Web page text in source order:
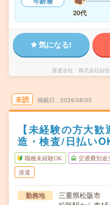
20代
気になる!
派遣会社 株式会社綜
未読 掲載日 2026/08/05
【未経験の方大
造・検査/日払い
職種未経験OK 交通費別途
派遣
勤務地
三重県松阪市